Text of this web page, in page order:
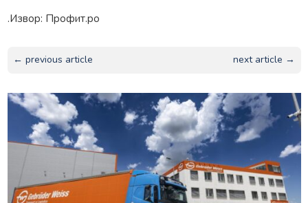
.Извор: Профит.ро
← previous article next article →